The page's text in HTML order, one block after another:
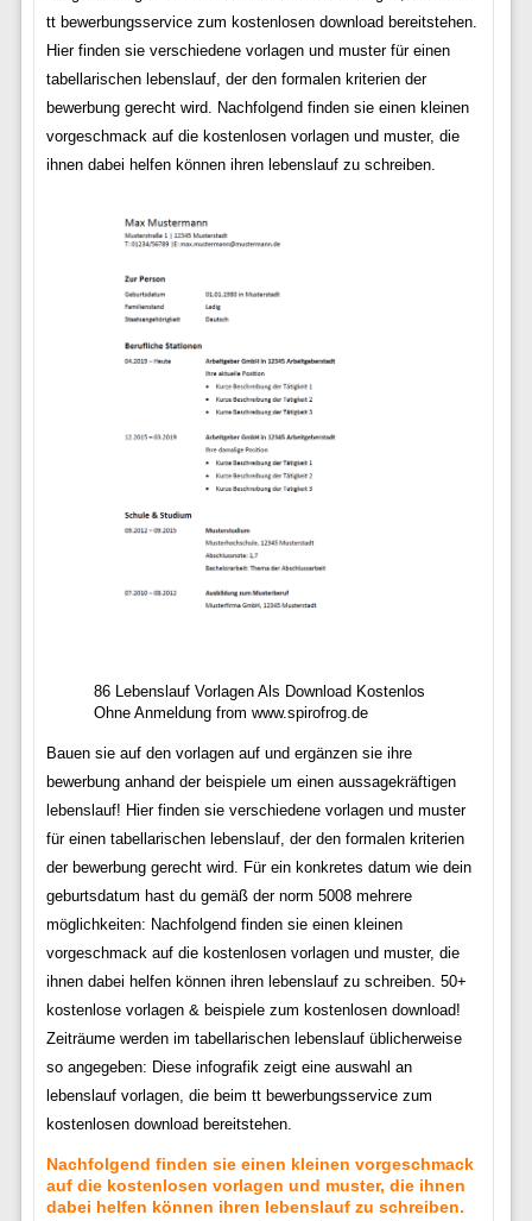
tt bewerbungsservice zum kostenlosen download bereitstehen.
Hier finden sie verschiedene vorlagen und muster für einen
tabellarischen lebenslauf, der den formalen kriterien der
bewerbung gerecht wird. Nachfolgend finden sie einen kleinen
vorgeschmack auf die kostenlosen vorlagen und muster, die
ihnen dabei helfen können ihren lebenslauf zu schreiben.
86 Lebenslauf Vorlagen Als Download Kostenlos
Ohne Anmeldung from www.spirofrog.de
Bauen sie auf den vorlagen auf und ergänzen sie ihre
bewerbung anhand der beispiele um einen aussagekräftigen
lebenslauf! Hier finden sie verschiedene vorlagen und muster
für einen tabellarischen lebenslauf, der den formalen kriterien
der bewerbung gerecht wird. Für ein konkretes datum wie dein
geburtsdatum hast du gemäß der norm 5008 mehrere
möglichkeiten: Nachfolgend finden sie einen kleinen
vorgeschmack auf die kostenlosen vorlagen und muster, die
ihnen dabei helfen können ihren lebenslauf zu schreiben. 50+
kostenlose vorlagen & beispiele zum kostenlosen download!
Zeiträume werden im tabellarischen lebenslauf üblicherweise
so angegeben: Diese infografik zeigt eine auswahl an
lebenslauf vorlagen, die beim tt bewerbungsservice zum
kostenlosen download bereitstehen.
Nachfolgend finden sie einen kleinen vorgeschmack
auf die kostenlosen vorlagen und muster, die ihnen
dabei helfen können ihren lebenslauf zu schreiben.